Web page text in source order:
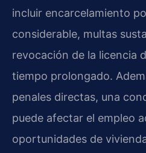
incluir encarcelamiento
considerable, multas
revocación de la licencia
tiempo prolongado.
penales directas, una
puede afectar el empleo
oportunidades de